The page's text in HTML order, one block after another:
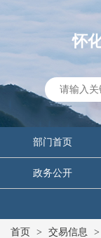
怀
部门首页
政务公开
首页 > 交易信息 >